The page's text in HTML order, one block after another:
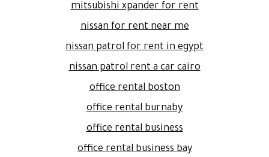
mitsubishi xpander for rent
nissan for rent near me
nissan patrol for rent in egypt
nissan patrol rent a car cairo
office rental boston
office rental burnaby
office rental business
office rental business bay